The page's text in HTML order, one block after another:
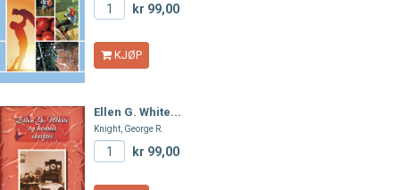
kr 99,00
KJØP
Ellen G. White...
Knight, George R.
kr 99,00